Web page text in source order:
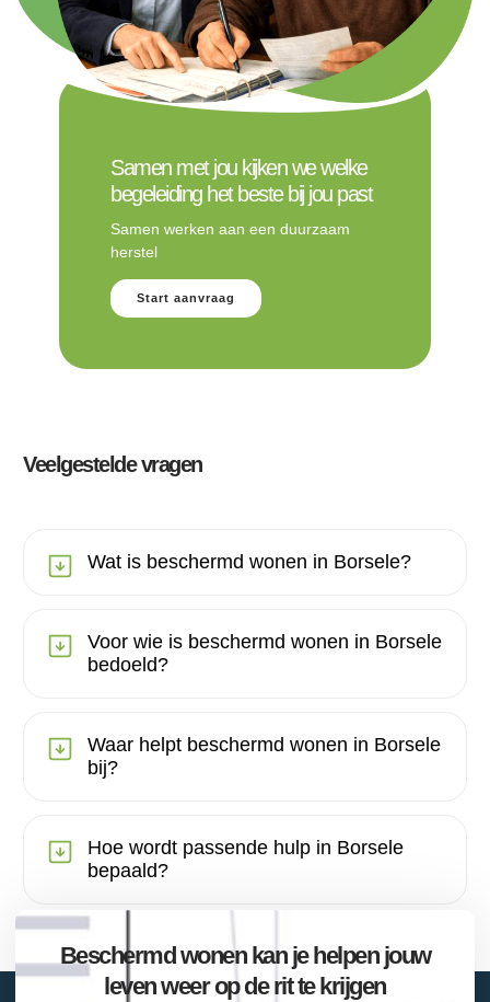
Samen met jou kijken we welke
begeleiding het beste bij jou past
Samen werken aan een duurzaam
herstel
Start aanvraag
Veelgestelde vragen
Wat is beschermd wonen in Borsele?
Voor wie is beschermd wonen in Borsele
bedoeld?
Waar helpt beschermd wonen in Borsele
bij?
Hoe wordt passende hulp in Borsele
bepaald?
Beschermd wonen kan je helpen jouw
leven weer op de rit te krijgen